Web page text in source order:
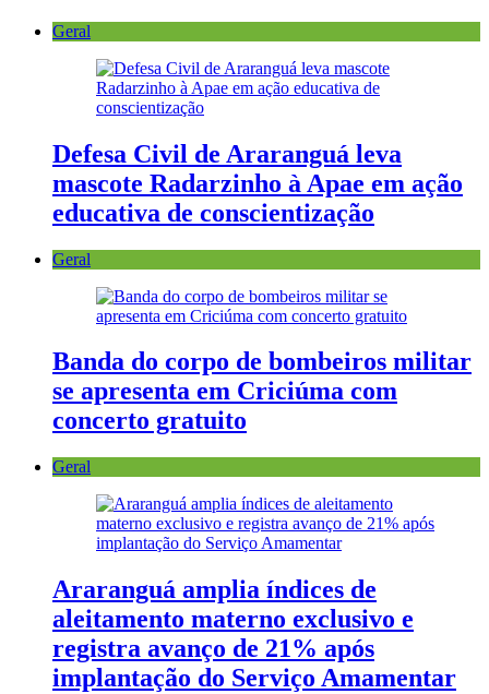
Geral
Defesa Civil de Araranguá leva
mascote Radarzinho à Apae em ação
educativa de conscientização
Geral
Banda do corpo de bombeiros militar
se apresenta em Criciúma com
concerto gratuito
Geral
Araranguá amplia índices de
aleitamento materno exclusivo e
registra avanço de 21% após
implantação do Serviço Amamentar